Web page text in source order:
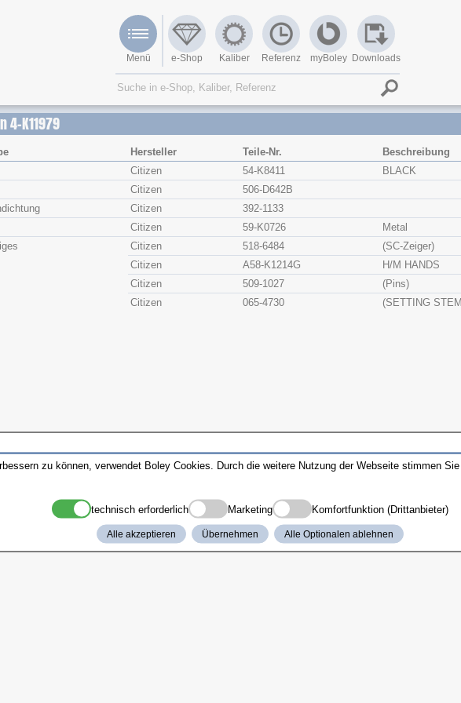
Menü e-Shop Kaliber Referenz myBoley Downloads
4-K11979
Hersteller Teile-Nr. Beschreibung
Citizen 54-K8411 BLACK
Citizen 506-D642B
Citizen 392-1133
Citizen 59-K0726 Metal
Citizen 518-6484
(SC-Zeiger)
Citizen
A58-K1214G
H/M HANDS
Citizen
509-1027 (Pins)
Citizen
065-4730 (SETTING
zu können, verwendet Boley Cookies. Durch die weitere Nutzung der Webseite stimmen
technisch erforderlich Marketing Komfortfunktion (Drittanbieter)
Alle akzeptieren Übernehmen Alle Optionalen ablehnen